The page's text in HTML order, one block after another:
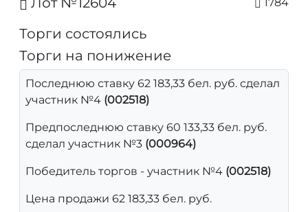
Торги состоялись
Торги на понижение
Последнюю ставку 62 183,33 бел. руб. сделал
участник №4 (002518)
Предпоследнюю ставку 60 133,33 бел. руб.
сделал участник №3 (000964)
Победитель торгов - участник №4 (002518)
Цена продажи 62 183,33 бел. руб.